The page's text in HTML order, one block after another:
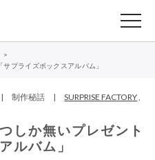
>
プライズボックスアルバム」
| 制作秘話 |SURPRISE FACTORY,
しか無いプレゼント
ルバム」